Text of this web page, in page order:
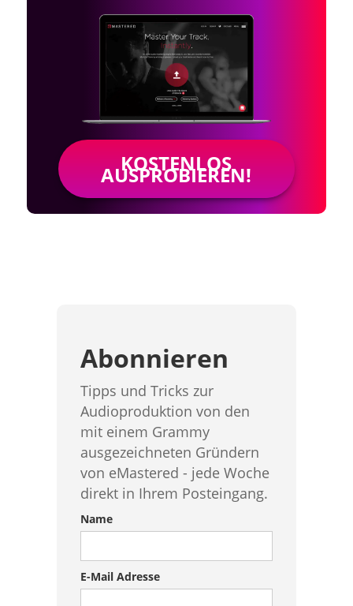
KOSTENLOS
AUSPROBIEREN!
Abonnieren
Tipps und Tricks zur
Audioproduktion von den
mit einem Grammy
ausgezeichneten Gründern
von eMastered - jede Woche
direkt in Ihrem Posteingang.
Name
E-Mail Adresse